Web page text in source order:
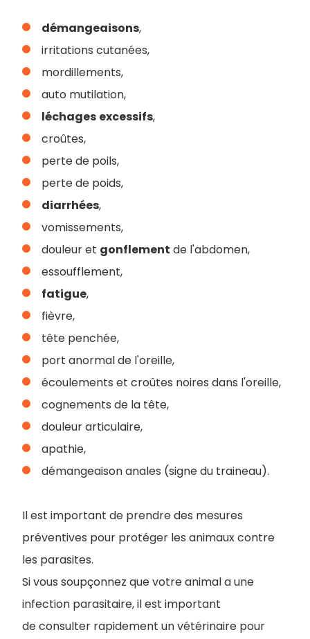
démangeaisons,
irritations cutanées,
mordillements,
auto mutilation,
léchages excessifs,
croûtes,
perte de poils,
perte de poids,
diarrhées,
vomissements,
douleur et gonflement de l'abdomen,
essoufflement,
fatigue,
fièvre,
tête penchée,
port anormal de l'oreille,
écoulements et croûtes noires dans l'oreille,
cognements de la tête,
douleur articulaire,
apathie,
démangeaison anales (signe du traineau).
Il est important de prendre des mesures
préventives pour protéger les animaux contre
les parasites.
Si vous soupçonnez que votre animal a une
infection parasitaire, il est important
de consulter rapidement un vétérinaire pour